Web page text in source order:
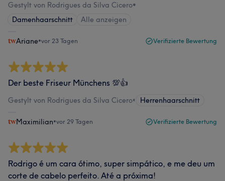
Gestylt von Rodrigues da Silva Cicero•
Damenhaarschnitt
Alle anzeigen
Ariane•vor 23 Tagen Verifizierte Bewertung
Der beste Friseur Münchens 💯👍
Gestylt von Rodrigues da Silva Cicero• Herrenhaarschnitt
Maximilian•vor 29 Tagen Verifizierte Bewertung
Rodrigo é um cara ótimo, super simpático, e me deu um
corte de cabelo perfeito. Até a próxima!